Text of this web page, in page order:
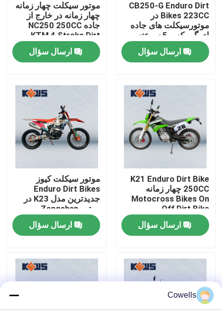
صفحه اصلی
محصولات
تور کارخانه
کنترل کیفیت
با ما تماس بگیرید
وبلاگ
موتور سیکلت اندرو دو زمانه
موتور سیکلت های رالی
CB250-G Enduro Dirt
Bikes 223CC در
موتورسیکلت های جاده
ای گیربکس 5 سرعته
ارسال سؤال
موتور سیکلت چهار زمانه
چهار زمانه در خارج از
جاده NC250 250CC
KTM 4 Stroke Dirt
Bike
ارسال سؤال
K21 Enduro Dirt Bike
250CC چهار زمانه
Motocross Bikes On
Off Dirt Bike
ارسال سؤال
موتور سیکلت کیوز
Enduro Dirt Bikes
جدیدترین مدل K23 در
موتور Zongshen
NC300S
ارسال سؤال
Cowells